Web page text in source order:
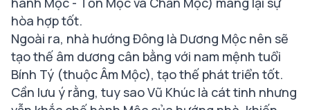
hòa hợp tốt.
Ngoài ra, nhà hướng Đông là Dương Mộc nên sẽ
tạo thế âm dương cân bằng với nam mệnh tuổi
Bính Tý (thuộc Âm Mộc), tạo thế phát triển tốt.
Cần lưu ý rằng, tuy sao Vũ Khúc là cát tinh nhưng